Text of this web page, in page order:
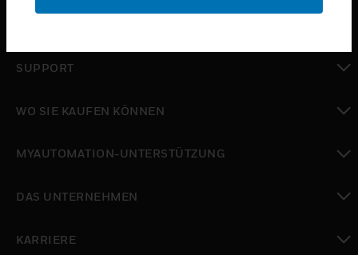
toggle view
toggle view
SUPPORT
WO SIE KAUFEN KÖNNEN
MYAUTOMATION-UNTERSTÜTZUNG
DAS UNTERNEHMEN
KARRIERE